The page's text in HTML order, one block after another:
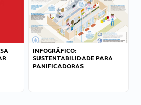
INFOGRÁFICO:
SUSTENTABILIDADE PARA
PANIFICADORAS